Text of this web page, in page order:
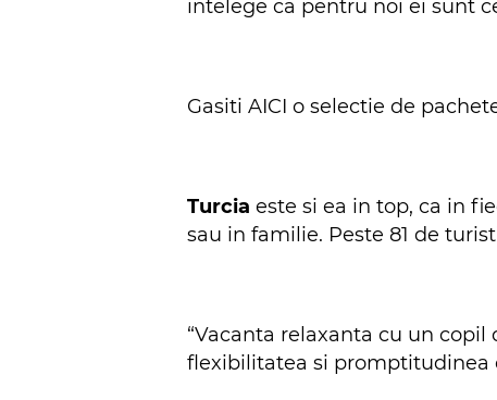
intelege ca pentru noi ei sunt
Gasiti AICI o selectie de
Turcia este si ea in top, ca in
sau in familie. Peste 81 de
“Vacanta relaxanta cu un
flexibilitatea si promptitudinea